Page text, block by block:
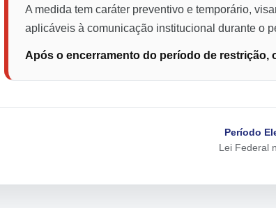
A medida tem caráter preventivo e temporário,
aplicáveis à comunicação institucional durante o
Após o encerramento do período de restrição,
Período
Lei Federal